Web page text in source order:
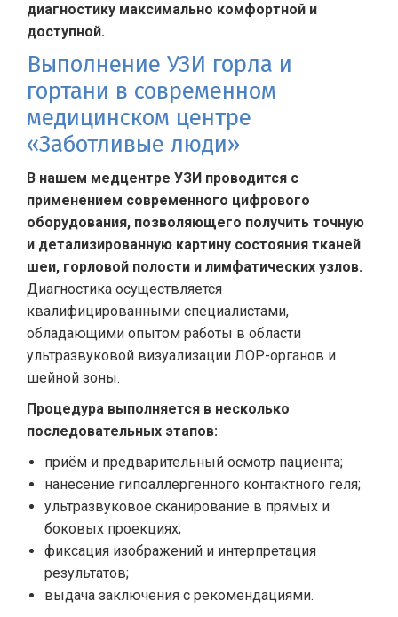
диагностику максимально комфортной и
доступной.
Выполнение УЗИ горла и
гортани в современном
медицинском центре
«Заботливые люди»
В нашем медцентре УЗИ проводится с
применением современного цифрового
оборудования, позволяющего получить точную
и детализированную картину состояния тканей
шеи, горловой полости и лимфатических узлов.
Диагностика осуществляется
квалифицированными специалистами,
обладающими опытом работы в области
ультразвуковой визуализации ЛОР-органов и
шейной зоны.
Процедура выполняется в несколько
последовательных этапов:
приём и предварительный осмотр пациента;
нанесение гипоаллергенного контактного геля;
ультразвуковое сканирование в прямых и
боковых проекциях;
фиксация изображений и интерпретация
результатов;
выдача заключения с рекомендациями.